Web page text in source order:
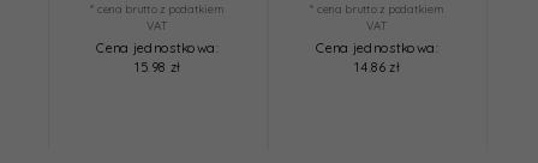
* cena brutto z podatkiem
VAT
Cena jednostkowa:
15.98 zł
* cena brutto z podatkiem
VAT
Cena jednostkowa:
14.86 zł